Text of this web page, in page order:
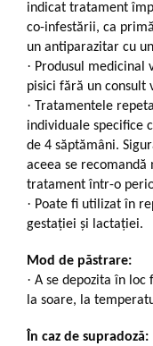
indicat tratament
co-infestării, ca
un antiparazitar cu
· Produsul
pisici fără un consult
· Tratamentele
individuale specifice
de 4 săptămâni.
aceea se
tratament într-o
· Poate fi utilizat în
gestației și lactației.
Mod de păstrare:
· A se depozita în loc
la soare, la
În caz de supradoză: